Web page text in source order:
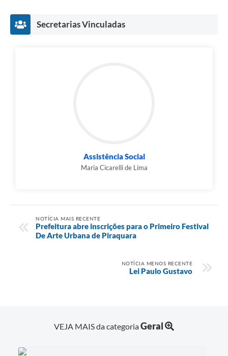
Secretarias Vinculadas
Assistência Social
Maria Cicarelli de Lima
NOTÍCIA MAIS RECENTE
Prefeitura abre inscrições para o Primeiro Festival
De Arte Urbana de Piraquara
NOTÍCIA MENOS RECENTE
Lei Paulo Gustavo
VEJA MAIS da categoriaGeral